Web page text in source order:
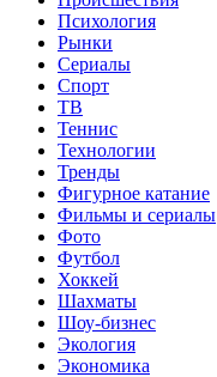
Психология
Рынки
Сериалы
Спорт
ТВ
Теннис
Технологии
Тренды
Фигурное катание
Фильмы и сериалы
Фото
Футбол
Хоккей
Шахматы
Шоу-бизнес
Экология
Экономика